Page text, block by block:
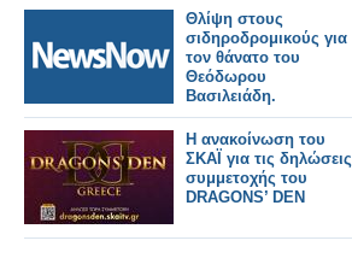
Θλίψη στους
σιδηροδρομικούς για
τον θάνατο του
Θεόδωρου
Βασιλειάδη.
Η ανακοίνωση του
ΣΚΑΪ για τις δηλώσεις
συμμετοχής του
DRAGONS’ DEN